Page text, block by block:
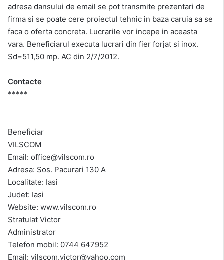
adresa dansului de email se pot transmite prezentari de
firma si se poate cere proiectul tehnic in baza caruia sa se
faca o oferta concreta. Lucrarile vor incepe in aceasta
vara. Beneficiarul executa lucrari din fier forjat si inox.
Sd=511,50 mp. AC din 2/7/2012.
Contacte
*****
Beneficiar
VILSCOM
Email: office@vilscom.ro
Adresa: Sos. Pacurari 130 A
Localitate: Iasi
Judet: Iasi
Website: www.vilscom.ro
Stratulat Victor
Administrator
Telefon mobil: 0744 647952
Email: vilscom.victor@yahoo.com